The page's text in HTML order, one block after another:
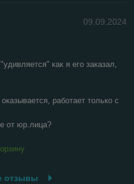
09.09.2024
как я его заказал,
работает только с
от юр.лица?
отзывы